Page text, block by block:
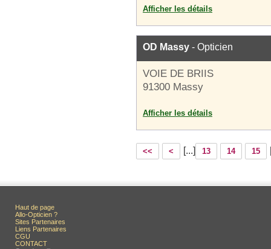
Afficher les détails
OD Massy - Opticien
VOIE DE BRIIS
91300 Massy
Afficher les détails
<< < [...] 13 14 15
Haut de page
Allo-Opticien ?
Sites Partenaires
Liens Partenaires
CGU
CONTACT